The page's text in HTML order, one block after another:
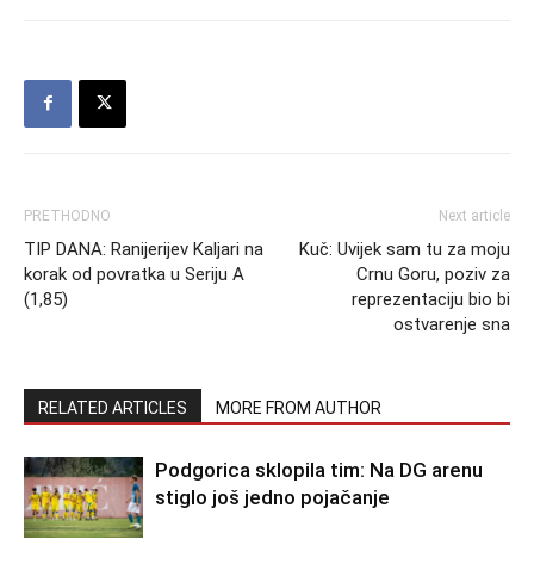
PRETHODNO
TIP DANA: Ranijerijev Kaljari na
korak od povratka u Seriju A
(1,85)
Next article
Kuč: Uvijek sam tu za moju
Crnu Goru, poziv za
reprezentaciju bio bi
ostvarenje sna
RELATED ARTICLES MORE FROM AUTHOR
Podgorica sklopila tim: Na DG arenu
stiglo još jedno pojačanje